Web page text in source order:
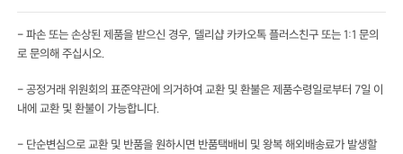
- 파손 또는 손상된 제품을 받으신 경우, 델리샵 카카오톡 플러스친구 또는 1:1 문의
로 문의해 주십시오.
- 공정거래 위원회의 표준약관에 의거하여 교환 및 환불은 제품수령일로부터 7일 이
내에 교환 및 환불이 가능합니다.
- 단순변심으로 교환 및 반품을 원하시면 반품택배비 및 왕복 해외배송료가 발생할